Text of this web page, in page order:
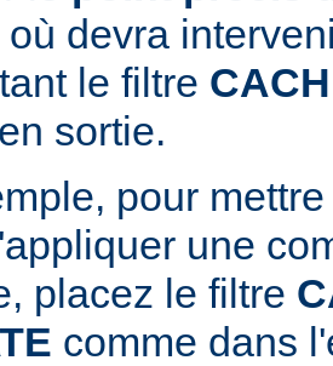
où devra
le filtre
sortie.
pour
une
placez le filtre
comme dans